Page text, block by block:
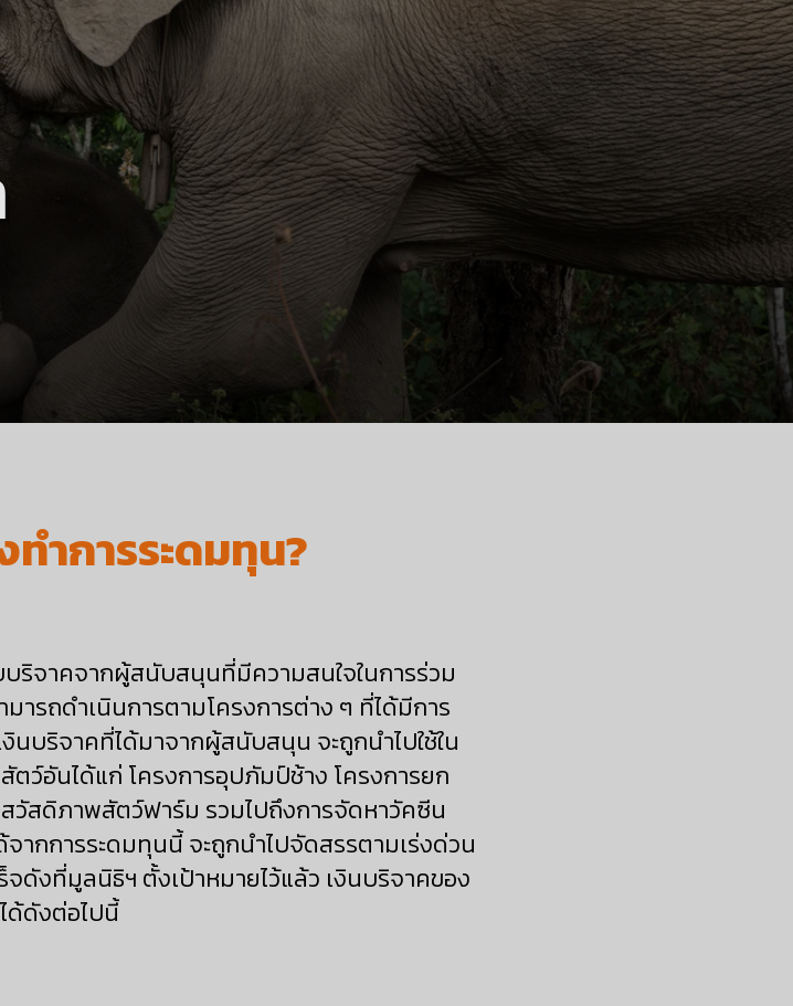
ทำการระดมทุน?
ริจาคจากผู้สนับสนุนที่มีความสนใจในการร่วม
ารถดำเนินการตามโครงการต่าง ๆ ที่ได้มีการ
นบริจาคที่ได้มาจากผู้สนับสนุน จะถูกนำไปใช้ใน
ว์อันได้แก่ โครงการอุปภัมป์ช้าง โครงการยก
วัสดิภาพสัตว์ฟาร์ม รวมไปถึงการจัดหาวัคซีน
กการระดมทุนนี้ จะถูกนำไปจัดสรรตามเร่งด่วน
จดังที่มูลนิธิฯ ตั้งเป้าหมายไว้แล้ว เงินบริจาคของ
ด้ดังต่อไปนี้